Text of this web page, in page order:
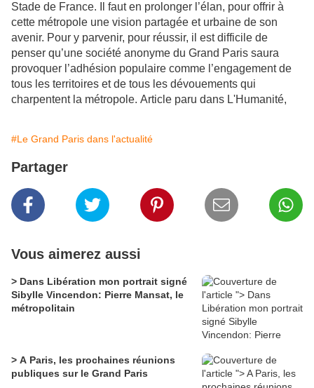
Stade de France. Il faut en prolonger l’élan, pour offrir à
cette métropole une vision partagée et urbaine de son
avenir. Pour y parvenir, pour réussir, il est difficile de
penser qu’une société anonyme du Grand Paris saura
provoquer l’adhésion populaire comme l’engagement de
tous les territoires et de tous les dévouements qui
charpentent la métropole. Article paru dans L'Humanité,
#Le Grand Paris dans l'actualité
Partager
Vous aimerez aussi
> Dans Libération mon portrait signé
Sibylle Vincendon: Pierre Mansat, le
métropolitain
> A Paris, les prochaines réunions
publiques sur le Grand Paris